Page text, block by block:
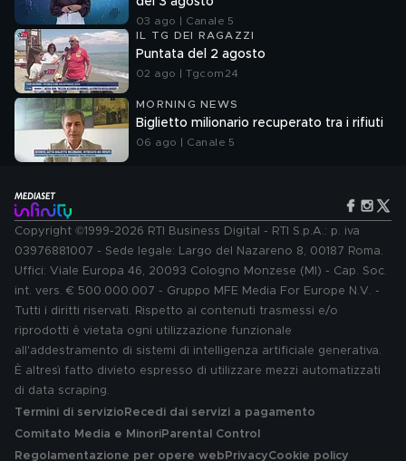
03 ago | Canale 5
IL TG DEI RAGAZZI
Puntata del 2 agosto
02 ago | Tgcom24
MORNING NEWS
Biglietto milionario recuperato tra i rifiuti
06 ago | Canale 5
Copyright ©1999-2026 RTI Business Digital - RTI S.p.A.: p. iva
03976881007 - Sede legale: Largo del Nazareno 8, 00187 Roma.
Uffici: Viale Europa 46, 20093 Cologno Monzese (MI) - Cap. Soc.
int. vers. € 500.000.007 - Gruppo MFE Media For Europe N.V. -
Tutti i diritti riservati. Rispetto ai contenuti trasmessi e/o
riprodotti è vietata ogni utilizzazione funzionale
all'addestramento di sistemi di intelligenza artificiale generativa.
È altresì fatto divieto espresso di utilizzare mezzi automatizzati
di data scraping.
Termini di servizio Recedi dai servizi a pagamento
Comitato Media e MinoriParental Control
Regolamentazione per opere web PrivacyCookie policy